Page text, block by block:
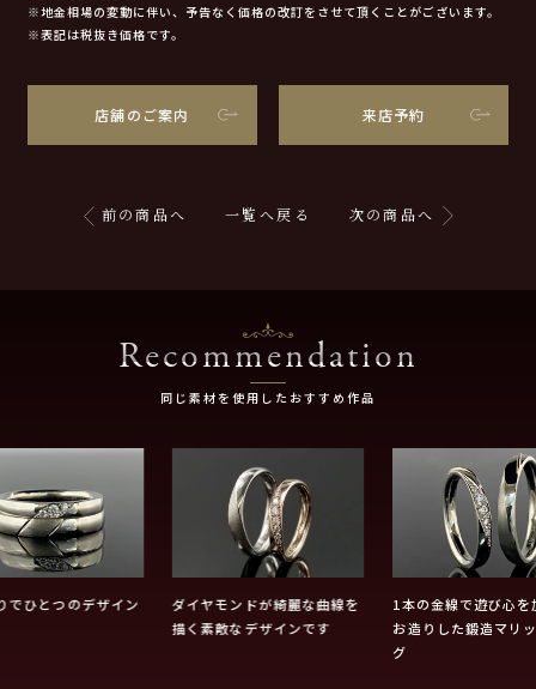
※地金相場の変動に伴い、予告なく価格の改訂をさせて頂くことがございます。
※表記は税抜き価格です。
店舗のご案内 来店予約
前の商品へ 一覧へ戻る 次の商品へ
Recommendation
同じ素材を使用したおすすめ作品
でひとつのデザイン
ダイヤモンドが綺麗な曲線を
描く素敵なデザインです
1本の金線で遊び心を
お造りした鍛造マリ
グ